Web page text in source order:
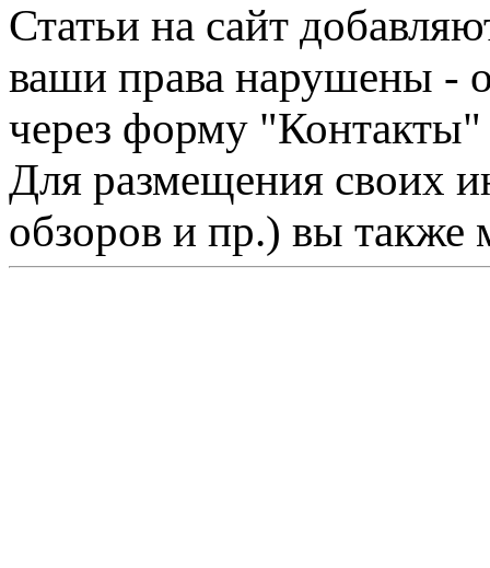
Статьи на сайт
ваши права нарушены -
через форму "Контакты"
Для размещения своих
обзоров и пр.) вы также